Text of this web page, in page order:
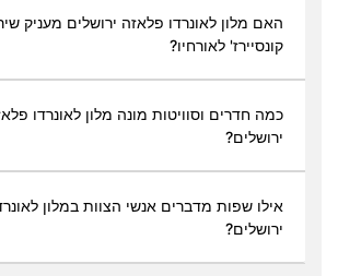
האם מלון לאונרדו פלאזה ירושלים מעניק
קונסיירז' לאורחיו?
כמה חדרים וסוויטות מונה מלון לאונרדו
ירושלים?
אילו שפות מדברים אנשי הצוות במלון
ירושלים?